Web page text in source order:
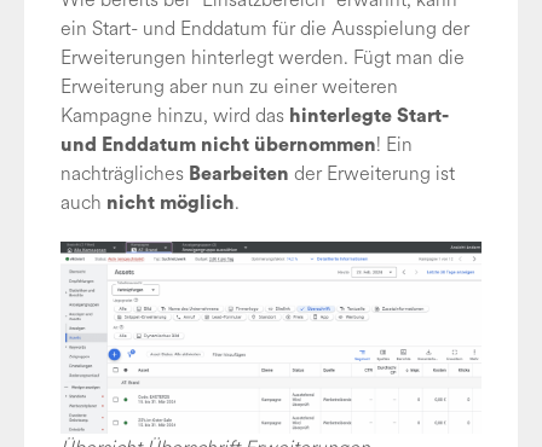
ein Start- und Enddatum für die Ausspielung der
Erweiterungen hinterlegt werden. Fügt man die
Erweiterung aber nun zu einer weiteren
Kampagne hinzu, wird das hinterlegte Start-
und Enddatum nicht übernommen! Ein
nachträgliches Bearbeiten der Erweiterung ist
auch nicht möglich.